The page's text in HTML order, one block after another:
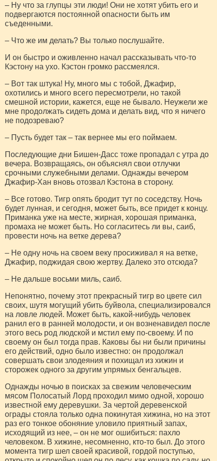
– Ну что за глупцы эти люди! Они не хотят убить его и
подвергаются постоянной опасности быть им
съеденными.
– Что же им делать? Вы только послушайте.
И он быстро и оживленно начал рассказывать что-то
Кэстону на ухо. Кэстон громко рассмеялся.
– Вот так штука! Ну, много мы с тобой, Джафир,
охотились и много всего пересмотрели, но такой
смешной истории, кажется, еще не бывало. Неужели же
мне продолжать сидеть дома и делать вид, что я ничего
не подозреваю?
– Пусть будет так – так вернее мы его поймаем.
Последующие дни Бишен-Дасс тоже пропадал с утра до
вечера. Возвращаясь, он объяснял свои отлучки
срочными служебными делами. Однажды вечером
Джафир-Хан вновь отозвал Кэстона в сторону.
– Все готово. Тигр опять бродит тут по соседству. Ночь
будет лунная, и сегодня, может быть, все придет к концу.
Приманка уже на месте, жирная, хорошая приманка,
промаха не может быть. Но согласитесь ли вы, саиб,
провести ночь на ветке дерева?
– Не одну ночь на своем веку просиживал я на ветке,
Джафир, поджидая свою жертву. Далеко это отсюда?
– Не дальше восьми миль, саиб.
Непонятно, почему этот прекрасный тигр во цвете сил
своих, шутя могущий убить буйвола, специализировался
на ловле людей. Может быть, какой-нибудь человек
ранил его в ранней молодости, и он возненавидел после
этого весь род людской и мстил ему по-своему. И по
своему он был тогда прав. Каковы бы ни были причины
его действий, одно было известно: он продолжал
совершать свои злодеяния и похищал из хижин и
сторожек одного за другим упрямых бенгальцев.
Однажды ночью в поисках за свежим человеческим
мясом Полосатый Лорд проходил мимо одной, хорошо
известной ему деревушки. За чертой деревенской
ограды стояла только одна покинутая хижина, но на этот
раз его тонкое обоняние уловило приятный запах,
исходящий из нее, – он не мог ошибиться: пахло
человеком. В хижине, несомненно, кто-то был. До этого
момента тигр шел своей красивой, гордой поступью,